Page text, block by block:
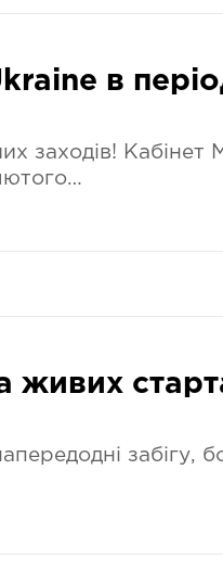
в
Кабінет
забігу,